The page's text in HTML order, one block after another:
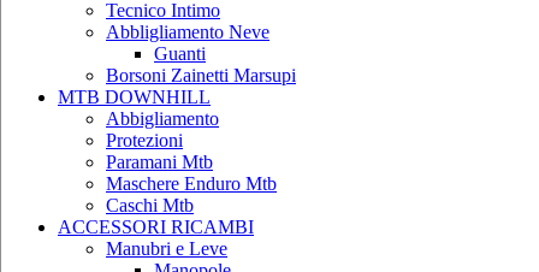
Tecnico Intimo
Abbligliamento Neve
Guanti
Borsoni Zainetti Marsupi
MTB DOWNHILL
Abbigliamento
Protezioni
Paramani Mtb
Maschere Enduro Mtb
Caschi Mtb
ACCESSORI RICAMBI
Manubri e Leve